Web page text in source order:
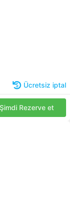
Ücretsiz iptal
Şimdi Rezerve et